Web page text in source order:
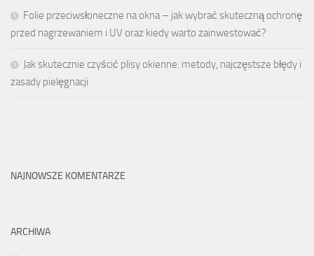
Folie przeciwsłoneczne na okna – jak wybrać skuteczną ochronę
przed nagrzewaniem i UV oraz kiedy warto zainwestować?
Jak skutecznie czyścić plisy okienne: metody, najczęstsze błędy i
zasady pielęgnacji
NAJNOWSZE KOMENTARZE
ARCHIWA